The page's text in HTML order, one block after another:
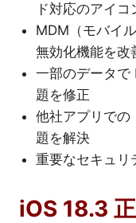
ド対応のアイコ
MDM（モバイ
無効化機能を改
一部のデータ
題を修正
他社アプリでの
題を解決
重要なセキュリ
iOS 18.3